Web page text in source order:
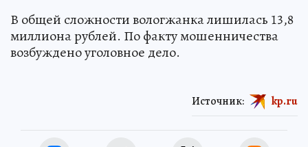
В общей сложности вологжанка лишилась 13,8
миллиона рублей. По факту мошенничества
возбуждено уголовное дело.
Источник: kp.ru